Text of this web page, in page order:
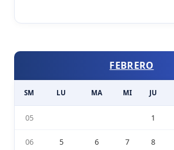
FEBRERO
SM LU MA MI JU
05 1
06 5 6 7 8